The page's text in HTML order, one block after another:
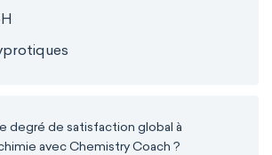
degré de satisfaction global à
avec Chemistry Coach ?